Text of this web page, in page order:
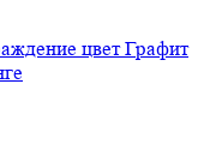
цвет Графит